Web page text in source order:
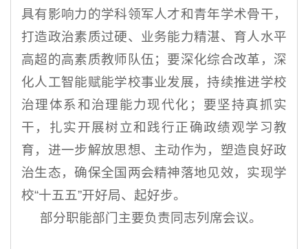
具有影响力的学科领军人才和青年学术骨干，
打造政治素质过硬、业务能力精湛、育人水平
高超的高素质教师队伍；要深化综合改革，深
化人工智能赋能学校事业发展，持续推进学校
治理体系和治理能力现代化；要坚持真抓实
干，扎实开展树立和践行正确政绩观学习教
育，进一步解放思想、主动作为，塑造良好政
治生态，确保全国两会精神落地见效，实现学
校“十五五”开好局、起好步。
部分职能部门主要负责同志列席会议。